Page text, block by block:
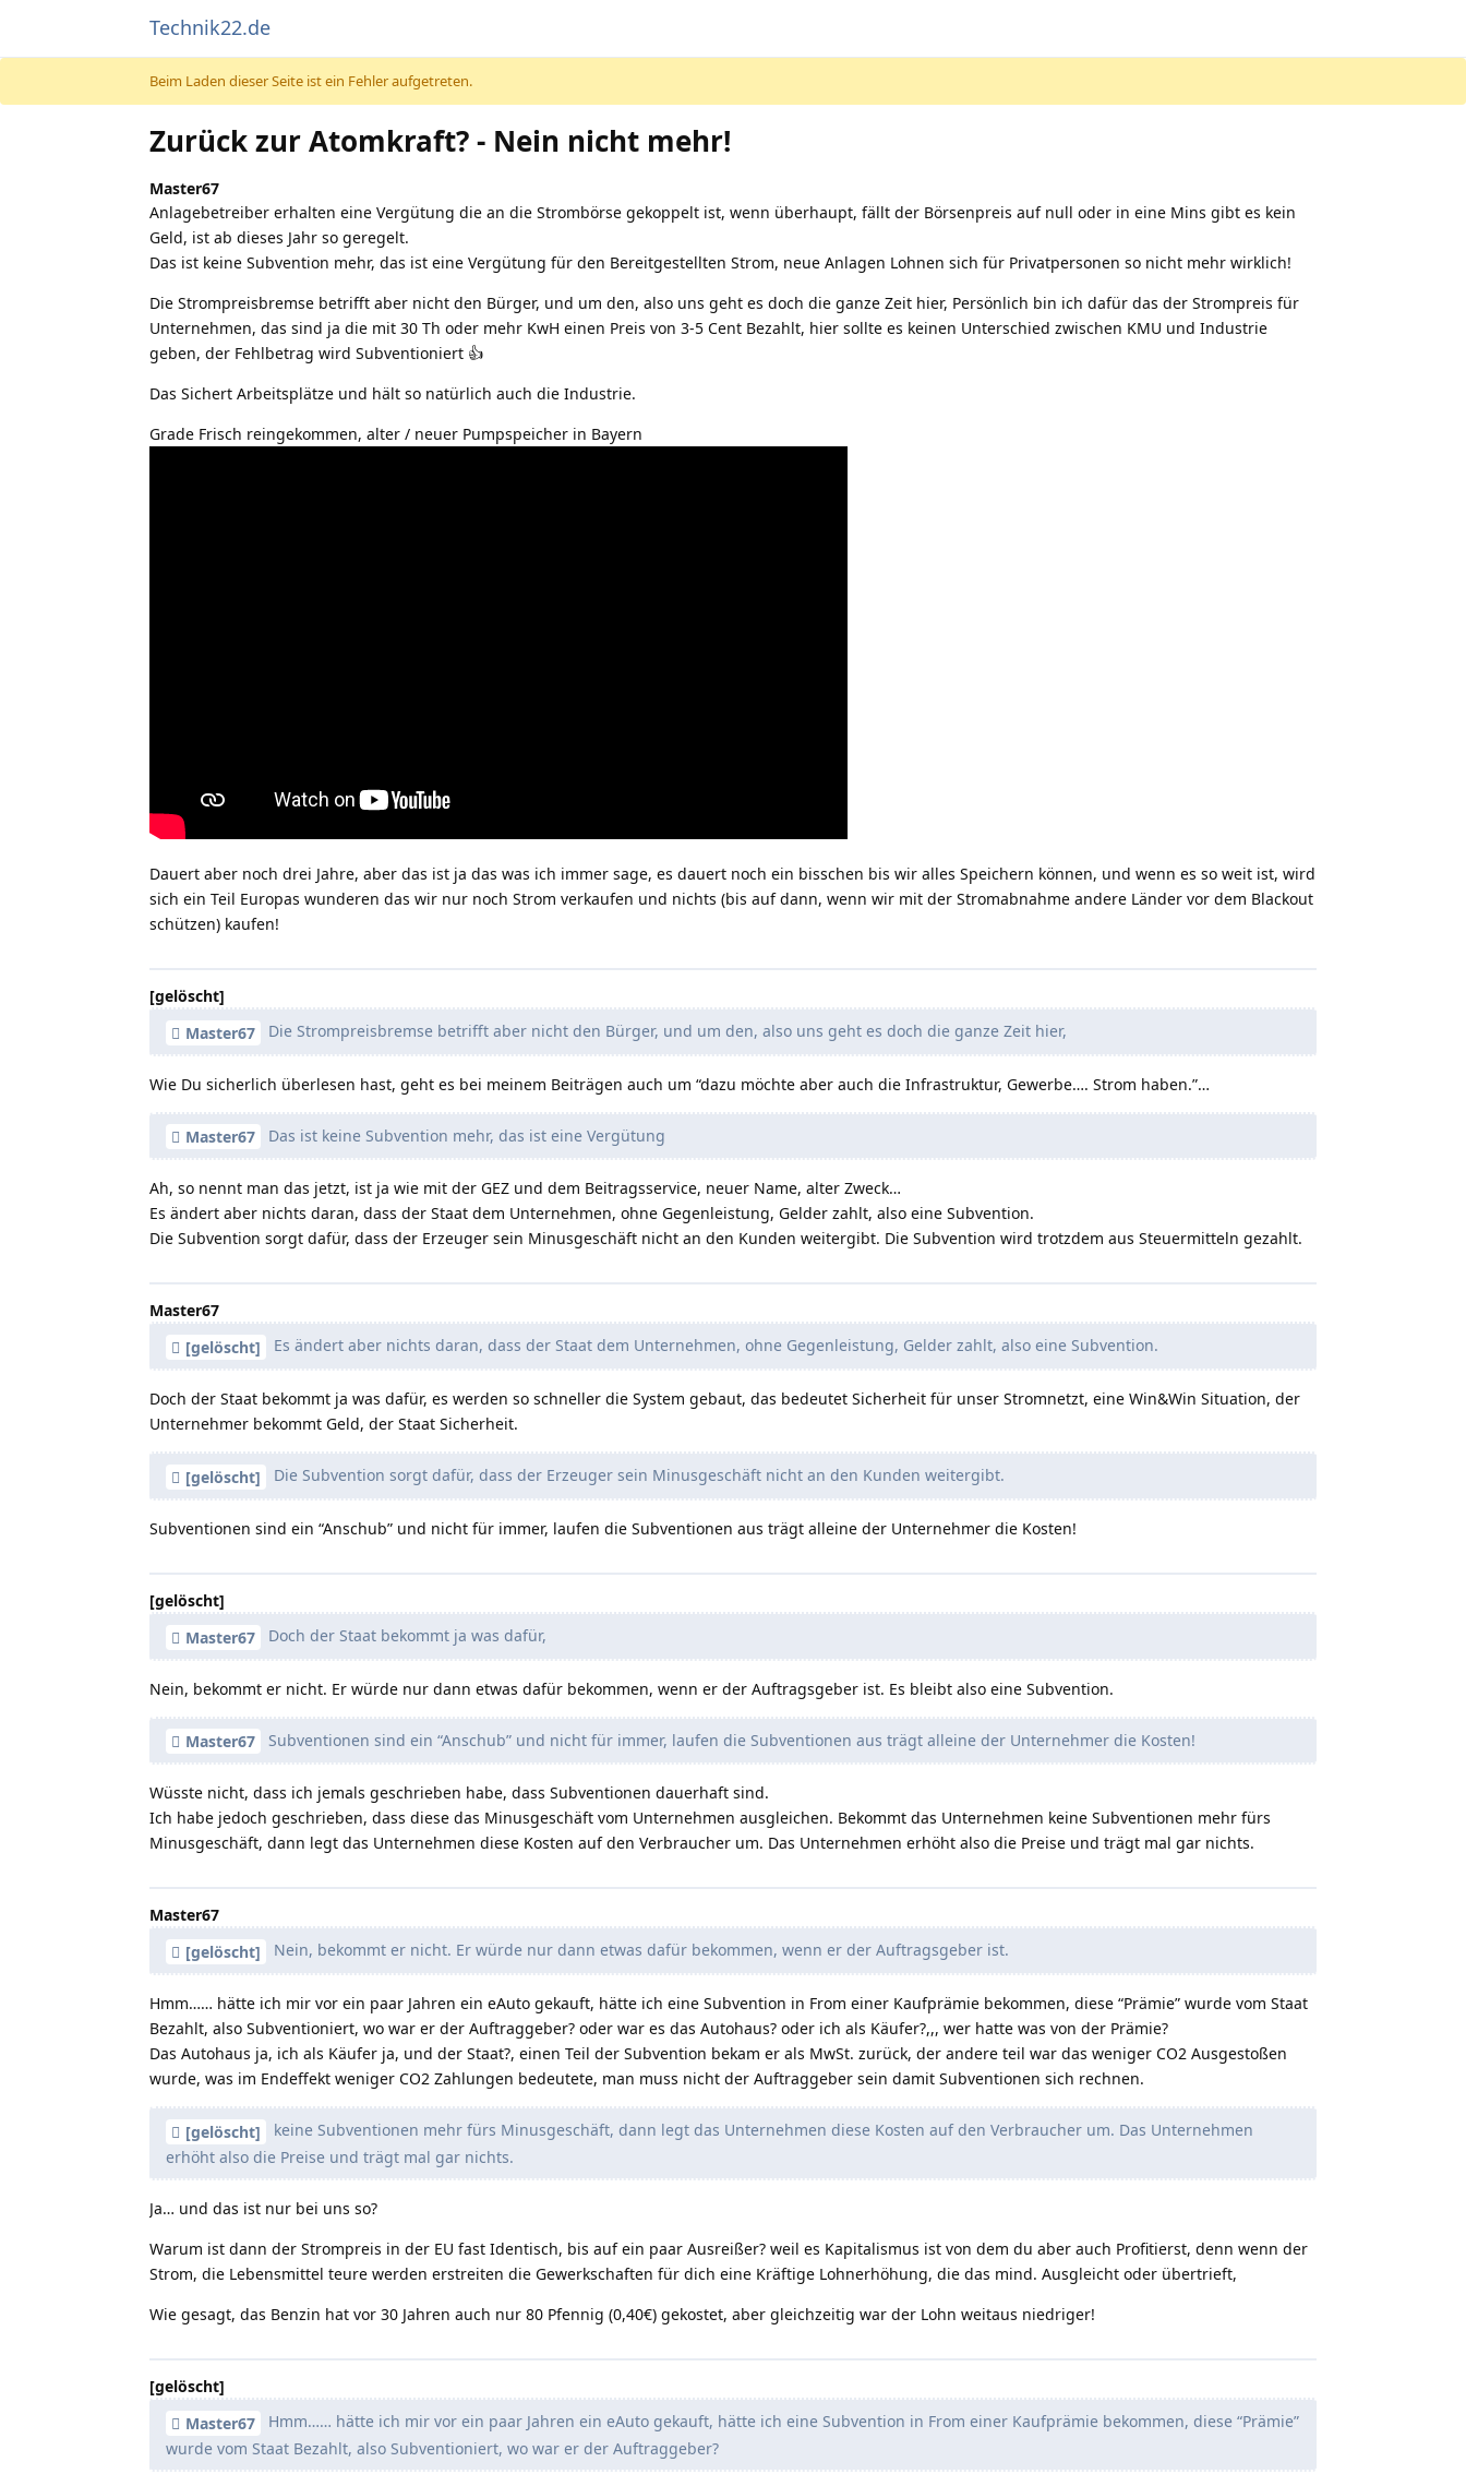
Technik22.de
Beim Laden dieser Seite ist ein Fehler aufgetreten.
Zurück zur Atomkraft? - Nein nicht mehr!
Master67
Anlagebetreiber erhalten eine Vergütung die an die Strombörse gekoppelt ist, wenn überhaupt, fällt der Börsenpreis auf null oder in eine Mins gibt es kein
Geld, ist ab dieses Jahr so geregelt.
Das ist keine Subvention mehr, das ist eine Vergütung für den Bereitgestellten Strom, neue Anlagen Lohnen sich für Privatpersonen so nicht mehr wirklich!
Die Strompreisbremse betrifft aber nicht den Bürger, und um den, also uns geht es doch die ganze Zeit hier, Persönlich bin ich dafür das der Strompreis für
Unternehmen, das sind ja die mit 30 Th oder mehr KwH einen Preis von 3-5 Cent Bezahlt, hier sollte es keinen Unterschied zwischen KMU und Industrie
geben, der Fehlbetrag wird Subventioniert 👍️
Das Sichert Arbeitsplätze und hält so natürlich auch die Industrie.
Grade Frisch reingekommen, alter / neuer Pumpspeicher in Bayern
Dauert aber noch drei Jahre, aber das ist ja das was ich immer sage, es dauert noch ein bisschen bis wir alles Speichern können, und wenn es so weit ist, wird
sich ein Teil Europas wunderen das wir nur noch Strom verkaufen und nichts (bis auf dann, wenn wir mit der Stromabnahme andere Länder vor dem Blackout
schützen) kaufen!
[gelöscht]
Master67
Die Strompreisbremse betrifft aber nicht den Bürger, und um den, also uns geht es doch die ganze Zeit hier,
Wie Du sicherlich überlesen hast, geht es bei meinem Beiträgen auch um “dazu möchte aber auch die Infrastruktur, Gewerbe…. Strom haben.”…
Master67 Das ist keine Subvention mehr, das ist eine Vergütung
Ah, so nennt man das jetzt, ist ja wie mit der GEZ und dem Beitragsservice, neuer Name, alter Zweck…
Es ändert aber nichts daran, dass der Staat dem Unternehmen, ohne Gegenleistung, Gelder zahlt, also eine Subvention.
Die Subvention sorgt dafür, dass der Erzeuger sein Minusgeschäft nicht an den Kunden weitergibt. Die Subvention wird trotzdem aus Steuermitteln gezahlt.
Master67
[gelöscht]
Es ändert aber nichts daran, dass der Staat dem Unternehmen, ohne Gegenleistung, Gelder zahlt, also eine Subvention.
Doch der Staat bekommt ja was dafür, es werden so schneller die System gebaut, das bedeutet Sicherheit für unser Stromnetzt, eine Win&Win Situation, der
Unternehmer bekommt Geld, der Staat Sicherheit.
[gelöscht] Die Subvention sorgt dafür, dass der Erzeuger sein Minusgeschäft nicht an den Kunden weitergibt.
Subventionen sind ein “Anschub” und nicht für immer, laufen die Subventionen aus trägt alleine der Unternehmer die Kosten!
[gelöscht]
Master67
Doch der Staat bekommt ja was dafür,
Nein, bekommt er nicht. Er würde nur dann etwas dafür bekommen, wenn er der Auftragsgeber ist. Es bleibt also eine Subvention.
Master67 Subventionen sind ein “Anschub” und nicht für immer, laufen die Subventionen aus trägt alleine der Unternehmer die Kosten!
Wüsste nicht, dass ich jemals geschrieben habe, dass Subventionen dauerhaft sind.
Ich habe jedoch geschrieben, dass diese das Minusgeschäft vom Unternehmen ausgleichen. Bekommt das Unternehmen keine Subventionen mehr fürs
Minusgeschäft, dann legt das Unternehmen diese Kosten auf den Verbraucher um. Das Unternehmen erhöht also die Preise und trägt mal gar nichts.
Master67
[gelöscht]
Nein, bekommt er nicht. Er würde nur dann etwas dafür bekommen, wenn er der Auftragsgeber ist.
Hmm…… hätte ich mir vor ein paar Jahren ein eAuto gekauft, hätte ich eine Subvention in From einer Kaufprämie bekommen, diese “Prämie” wurde vom Staat
Bezahlt, also Subventioniert, wo war er der Auftraggeber? oder war es das Autohaus? oder ich als Käufer?,,, wer hatte was von der Prämie?
Das Autohaus ja, ich als Käufer ja, und der Staat?, einen Teil der Subvention bekam er als MwSt. zurück, der andere teil war das weniger CO2 Ausgestoßen
wurde, was im Endeffekt weniger CO2 Zahlungen bedeutete, man muss nicht der Auftraggeber sein damit Subventionen sich rechnen.
[gelöscht]
keine Subventionen mehr fürs Minusgeschäft, dann legt das Unternehmen diese Kosten auf den Verbraucher um. Das Unternehmen
erhöht also die Preise und trägt mal gar nichts.
Ja… und das ist nur bei uns so?
Warum ist dann der Strompreis in der EU fast Identisch, bis auf ein paar Ausreißer? weil es Kapitalismus ist von dem du aber auch Profitierst, denn wenn der
Strom, die Lebensmittel teure werden erstreiten die Gewerkschaften für dich eine Kräftige Lohnerhöhung, die das mind. Ausgleicht oder übertrieft,
Wie gesagt, das Benzin hat vor 30 Jahren auch nur 80 Pfennig (0,40€) gekostet, aber gleichzeitig war der Lohn weitaus niedriger!
[gelöscht]
Master67
Hmm…… hätte ich mir vor ein paar Jahren ein eAuto gekauft, hätte ich eine Subvention in From einer Kaufprämie bekommen, diese “Prämie”
wurde vom Staat Bezahlt, also Subventioniert, wo war er der Auftraggeber?